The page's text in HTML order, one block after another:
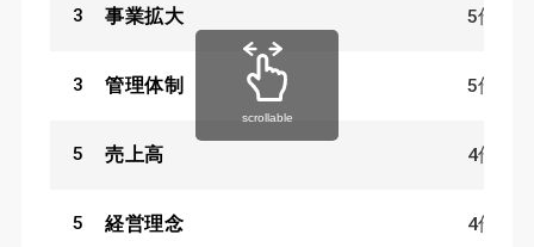
3 事業拡大 5件
3 管理体制 5件
5 売上高 4件
5 経営理念 4件
scrollable